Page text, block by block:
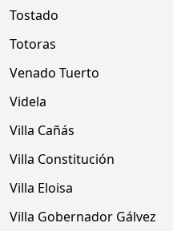
Tostado
Totoras
Venado Tuerto
Videla
Villa Cañás
Villa Constitución
Villa Eloisa
Villa Gobernador Gálvez